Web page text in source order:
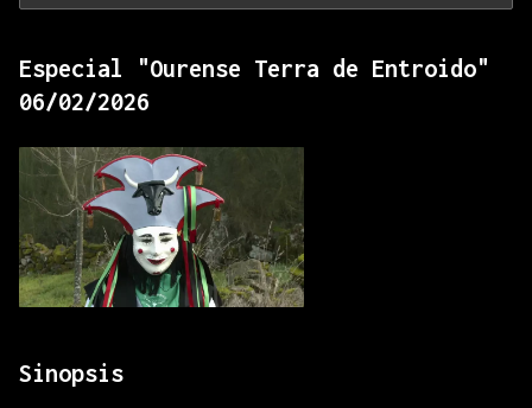
Especial "Ourense Terra de Entroido"
06/02/2026
Sinopsis